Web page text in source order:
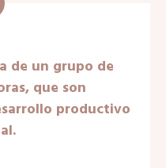
de un grupo de
que son
productivo